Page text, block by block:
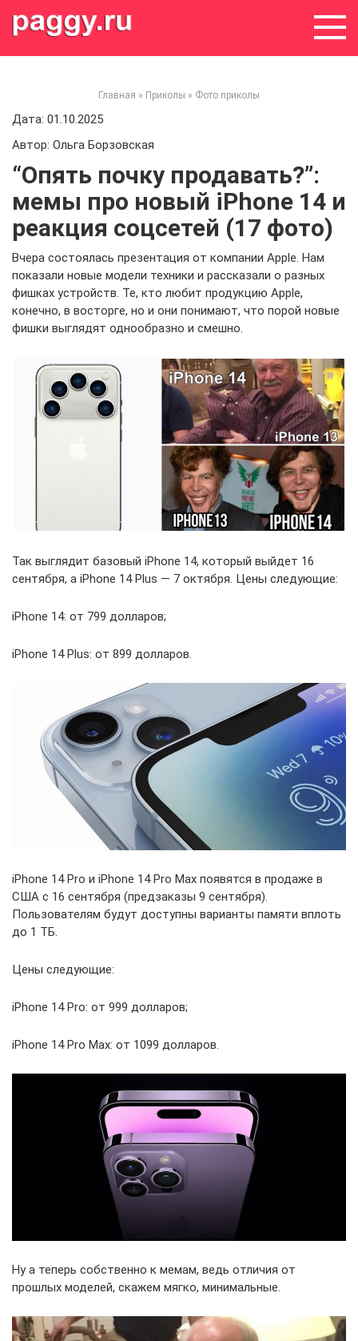
Главная » Приколы » Фото приколы
Дата: 01.10.2025
Автор: Ольга Борзовская
“Опять почку продавать?”:
мемы про новый iPhone 14 и
реакция соцсетей (17 фото)
Вчера состоялась презентация от компании Apple. Нам
показали новые модели техники и рассказали о разных
фишках устройств. Те, кто любит продукцию Apple,
конечно, в восторге, но и они понимают, что порой новые
фишки выглядят однообразно и смешно.
Так выглядит базовый iPhone 14, который выйдет 16
сентября, а iPhone 14 Plus — 7 октября. Цены следующие:
iPhone 14: от 799 долларов;
iPhone 14 Plus: от 899 долларов.
iPhone 14 Pro и iPhone 14 Pro Max появятся в продаже в
США с 16 сентября (предзаказы 9 сентября).
Пользователям будут доступны варианты памяти вплоть
до 1 ТБ.
Цены следующие:
iPhone 14 Pro: от 999 долларов;
iPhone 14 Pro Max: от 1099 долларов.
Ну а теперь собственно к мемам, ведь отличия от
прошлых моделей, скажем мягко, минимальные.